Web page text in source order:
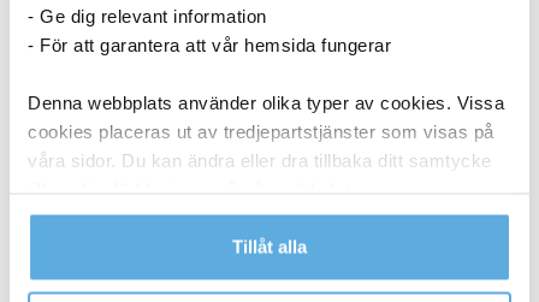
- Ge dig relevant information
- För att garantera att vår hemsida fungerar
Denna webbplats använder olika typer av cookies. Vissa
cookies placeras ut av tredjepartstjänster som visas på
våra sidor. Du kan ändra eller dra tillbaka ditt samtycke
Läs mer i vår integritetspolicy om vilka vi är, hur du
kontaktar oss och på vilket sätt vi behandlar
Tillåt alla